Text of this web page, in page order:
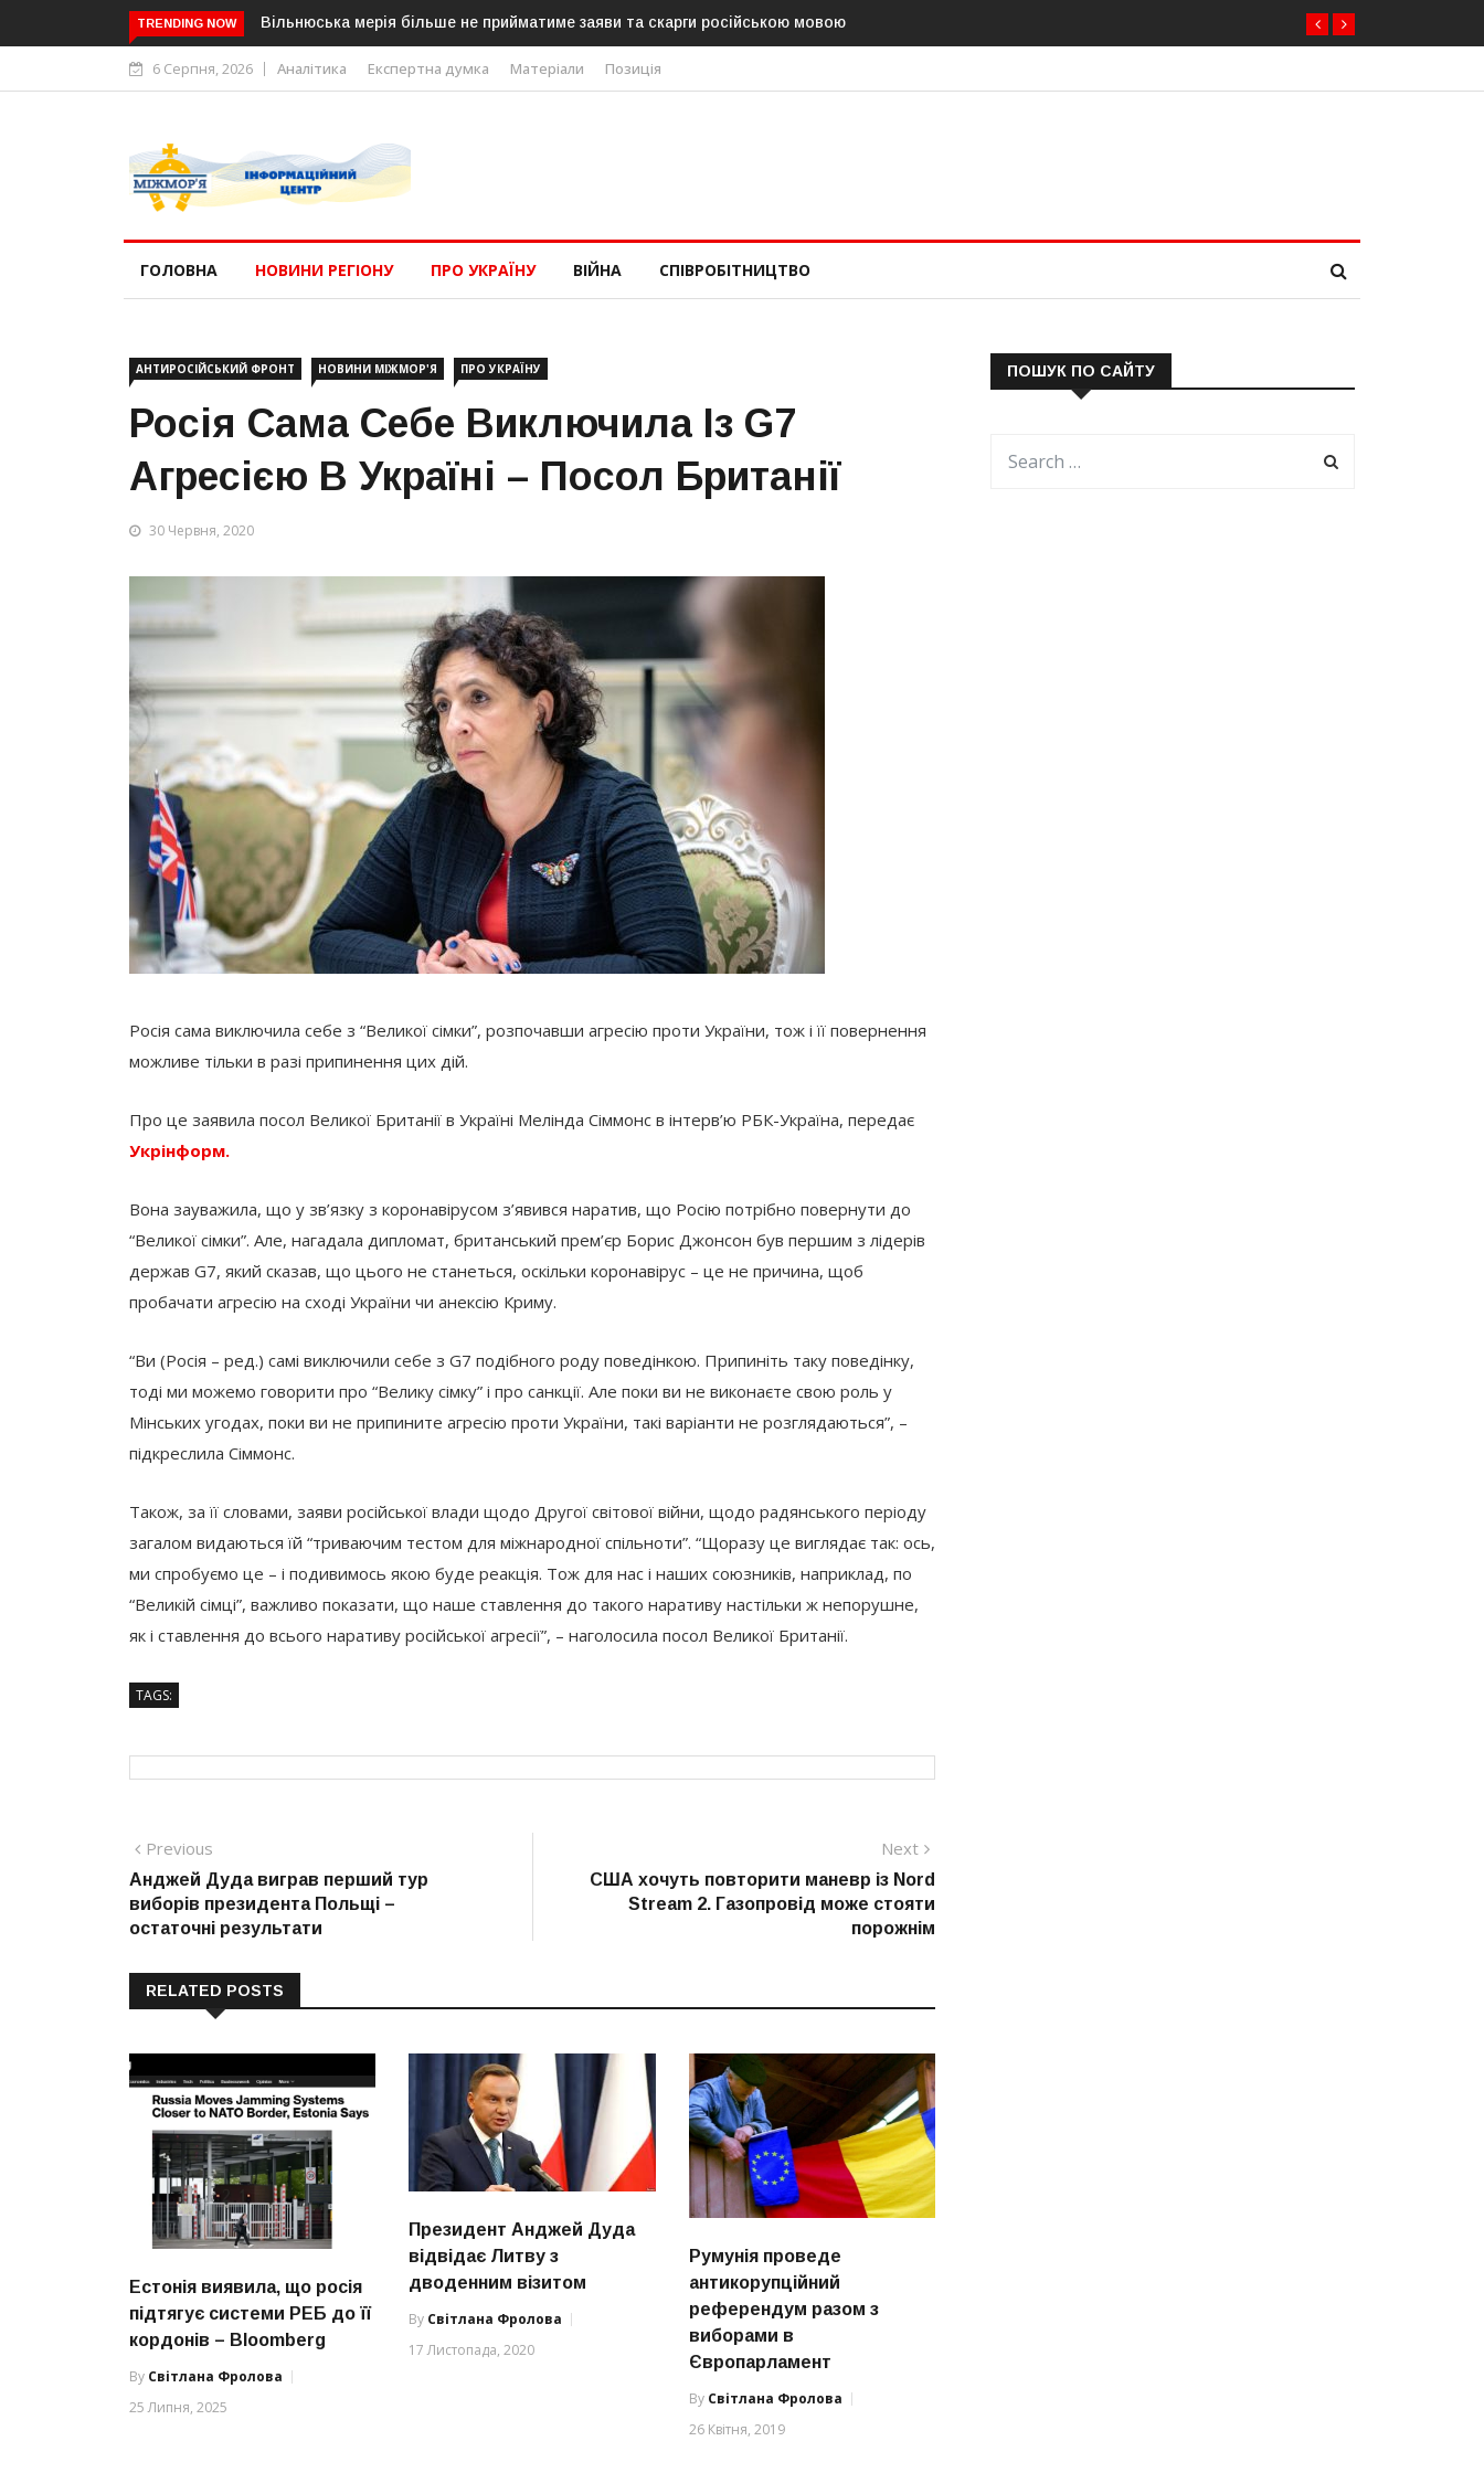
TRENDING NOW Вільнюська мерія більше не прийматиме заяви та скарги російською мовою
6 Серпня, 2026 Аналітика Експертна думка Матеріали Позиція
ГОЛОВНА НОВИНИ РЕГІОНУ ПРО УКРАЇНУ ВІЙНА СПІВРОБІТНИЦТВО
АНТИРОСІЙСЬКИЙ ФРОНТ НОВИНИ МІЖМОР'Я ПРО УКРАЇНУ
Росія Сама Себе Виключила Із G7
Агресією В Україні – Посол Британії
30 Червня, 2020
Росія сама виключила себе з “Великої сімки”, розпочавши агресію проти України, тож і її повернення
можливе тільки в разі припинення цих дій.
Про це заявила посол Великої Британії в Україні Мелінда Сіммонс в інтерв’ю РБК-Україна, передає
Укрінформ.
Вона зауважила, що у зв’язку з коронавірусом з’явився наратив, що Росію потрібно повернути до
“Великої сімки”. Але, нагадала дипломат, британський прем’єр Борис Джонсон був першим з лідерів
держав G7, який сказав, що цього не станеться, оскільки коронавірус – це не причина, щоб
пробачати агресію на сході України чи анексію Криму.
“Ви (Росія – ред.) самі виключили себе з G7 подібного роду поведінкою. Припиніть таку поведінку,
тоді ми можемо говорити про “Велику сімку” і про санкції. Але поки ви не виконаєте свою роль у
Мінських угодах, поки ви не припините агресію проти України, такі варіанти не розглядаються”, –
підкреслила Сіммонс.
Також, за її словами, заяви російської влади щодо Другої світової війни, щодо радянського періоду
загалом видаються їй “триваючим тестом для міжнародної спільноти”. “Щоразу це виглядає так: ось,
ми спробуємо це – і подивимось якою буде реакція. Тож для нас і наших союзників, наприклад, по
“Великій сімці”, важливо показати, що наше ставлення до такого наративу настільки ж непорушне,
як і ставлення до всього наративу російської агресії”, – наголосила посол Великої Британії.
TAGS:
Навігація
записів
Previous
post:
Анджей Дуда виграв перший тур
виборів президента Польщі –
остаточні результати
Next
США хочуть повторити маневр із Nord
Stream 2. Газопровід може стояти
порожнім
RELATED POSTS
Естонія виявила, що росія
підтягує системи РЕБ до її
кордонів – Bloomberg
By Світлана Фролова
25 Липня, 2025
Президент Анджей Дуда
відвідає Литву з
дводенним візитом
By Світлана Фролова
17 Листопада, 2020
Румунія проведе
антикорупційний
референдум разом з
виборами в
Європарламент
By Світлана Фролова
26 Квітня, 2019
ПОШУК ПО САЙТУ